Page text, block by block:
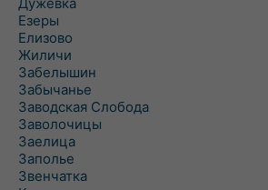
Езеры
Елизово
Жиличи
Забелышин
Забычанье
Заводская Слобода
Заволочицы
Заелица
Заполье
Звенчатка